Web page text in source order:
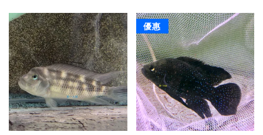
優惠